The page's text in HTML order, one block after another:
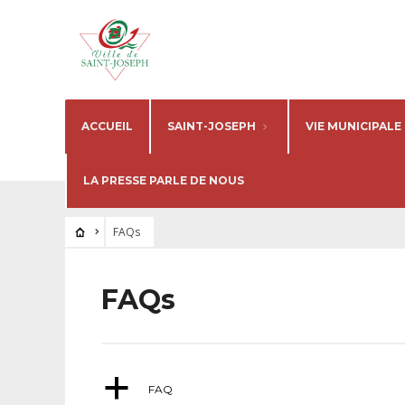
ACCUEIL SAINT-JOSEPH VIE MUNICIPALE
LA PRESSE PARLE DE NOUS
FAQs
FAQs
a FAQ